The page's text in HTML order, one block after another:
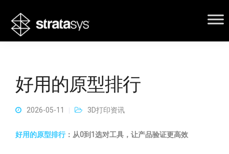
好用的原型排行
2026-05-11 3D打印资讯
好用的原型排行：从0到1选对工具，让产品验证更高效